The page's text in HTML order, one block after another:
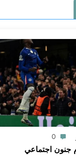
0
جنون اجتماعي